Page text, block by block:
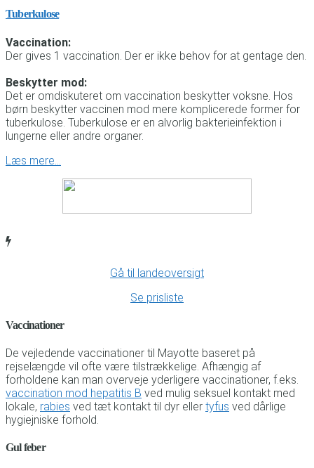
Tuberkulose
Vaccination:
Der gives 1 vaccination. Der er ikke behov for at gentage den.
Beskytter mod:
Det er omdiskuteret om vaccination beskytter voksne. Hos
børn beskytter vaccinen mod mere komplicerede former for
tuberkulose. Tuberkulose er en alvorlig bakterieinfektion i
lungerne eller andre organer.
Læs mere…
Gå til landeoversigt
Se prisliste
Vaccinationer
De vejledende vaccinationer til Mayotte baseret på
rejselængde vil ofte være tilstrækkelige. Afhængig af
forholdene kan man overveje yderligere vaccinationer, f.eks.
vaccination mod hepatitis B ved mulig seksuel kontakt med
lokale, rabies ved tæt kontakt til dyr eller tyfus ved dårlige
hygiejniske forhold.
Gul feber